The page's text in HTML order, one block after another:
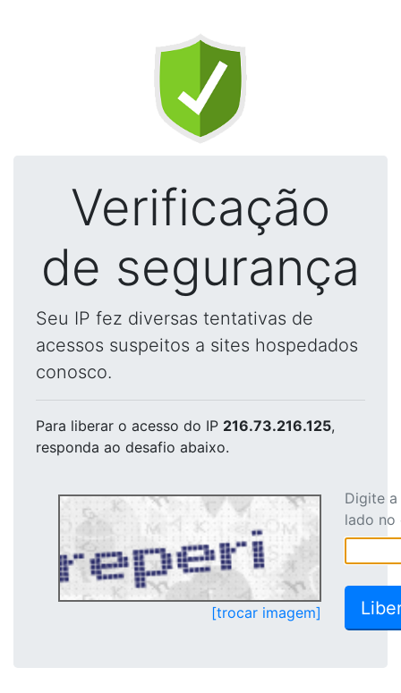
Verificação
de segurança
Seu IP fez diversas tentativas de
acessos suspeitos a sites hospedados
conosco.
Para liberar o acesso do IP 216.73.216.125,
responda ao desafio abaixo.
[trocar imagem]
Digite
lado no